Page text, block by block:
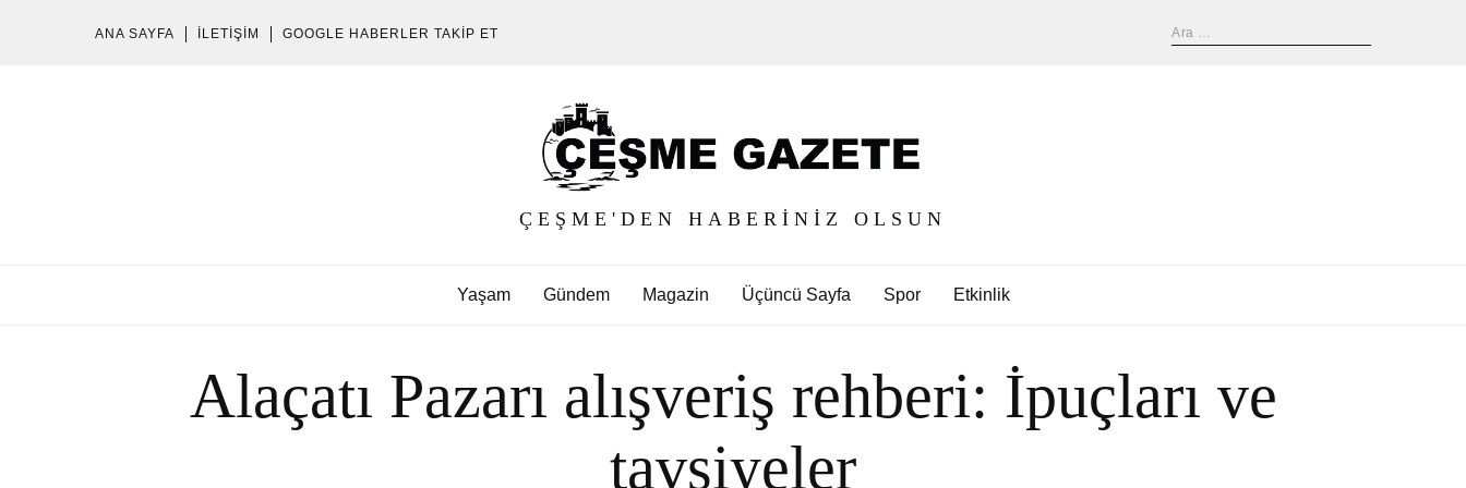
ANA SAYFA İLETIŞIM GOOGLE HABERLER TAKIP ET
ÇEŞME'DEN HABERINIZ OLSUN
Yaşam Gündem Magazin Üçüncü Sayfa Spor Etkinlik
Alaçatı Pazarı alışveriş rehberi: İpuçları ve
tavsiyeler